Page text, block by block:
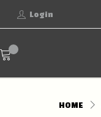
Login
HOME